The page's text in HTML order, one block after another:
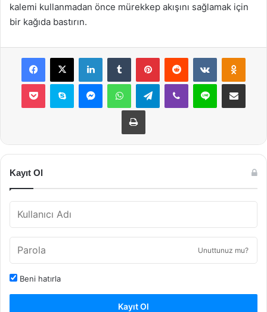
kalemi kullanmadan önce mürekkep akışını sağlamak için
bir kağıda bastırın.
Facebook
X LinkedInTumblr PinterestReddit VKontakte
Pocket Skype MessengerWhatsAppTelegramViber Line E-Posta ile
Yazdır
Kayıt Ol
Unuttunuz mu?
Beni hatırla
Kayıt Ol